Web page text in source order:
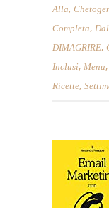
Alla,
Completa,
DIMAGRIRE,
Inclusi, Menu,
Ricette,